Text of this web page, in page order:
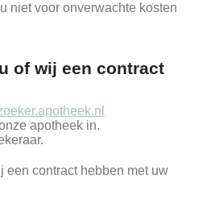
niet voor onverwachte kosten
of wij een contract
apotheek in.
een contract hebben met uw